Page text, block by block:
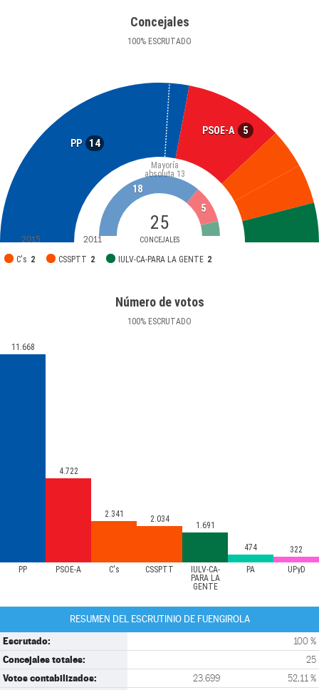
Concejales
100% ESCRUTADO
PP 14
PSOE-A 5
25
CONCEJALES
Mayoría
absoluta 13
C's 2 CSSPTT 2 IULV-CA-PARA LA GENTE 2
18
5
2015 2011
Número de votos
100% ESCRUTADO
PP PSOE-A C's CSSPTT
IULV-CA-
PARA LA
GENTE
PA UPyD
11.668
4.722
2.341 2.034
1.691
474 322
RESUMEN DEL ESCRUTINIO DE FUENGIROLA
Escrutado: 100 %
Concejales totales: 25
Votos contabilizados: 23.699 52,11 %